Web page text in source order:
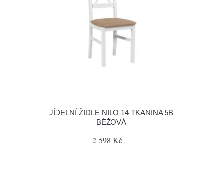
JÍDELNÍ ŽIDLE NILO 14 TKANINA 5B
BÉŽOVÁ
2 598 Kč